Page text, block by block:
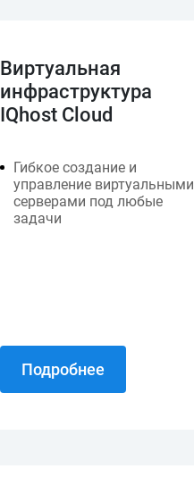
Виртуальная
инфраструктура
IQhost Cloud
Гибкое создание и
управление виртуальными
серверами под любые
задачи
Подробнее